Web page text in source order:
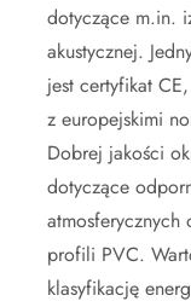
dotyczące m.in.
akustycznej.
jest certyfikat
z europejskimi
Dobrej jakości
dotyczące
atmosferycznych
profili PVC.
klasyfikację